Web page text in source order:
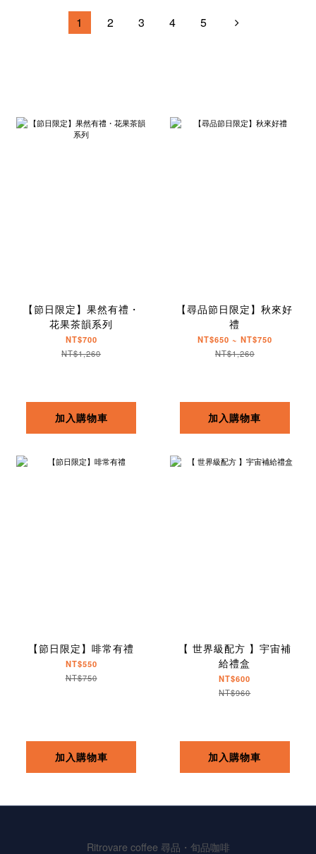
1 2 3 4 5
【節日限定】果然有禮・
花果茶韻系列
NT$700
NT$1,260
加入購物車
【尋品節日限定】秋來好
禮
NT$650 ~ NT$750
NT$1,260
加入購物車
【節日限定】啡常有禮
NT$550
NT$750
加入購物車
【 世界級配方 】宇宙補
給禮盒
NT$600
NT$960
加入購物車
Ritrovare coffee 尋品・旬品咖啡